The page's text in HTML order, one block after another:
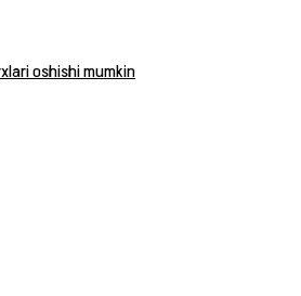
oshishi mumkin